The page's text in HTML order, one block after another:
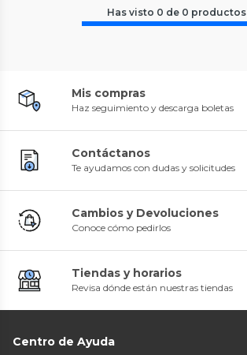
Has visto 0 de 0 productos
Mis compras
Haz seguimiento y descarga boletas
Contáctanos
Te ayudamos con dudas y solicitudes
Cambios y Devoluciones
Conoce cómo pedirlos
Tiendas y horarios
Revisa dónde están nuestras tiendas
Centro de Ayuda